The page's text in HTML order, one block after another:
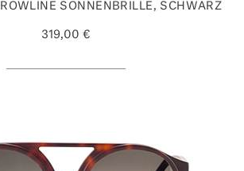
SONNENBRILLE, SCHWARZ
319,00 €